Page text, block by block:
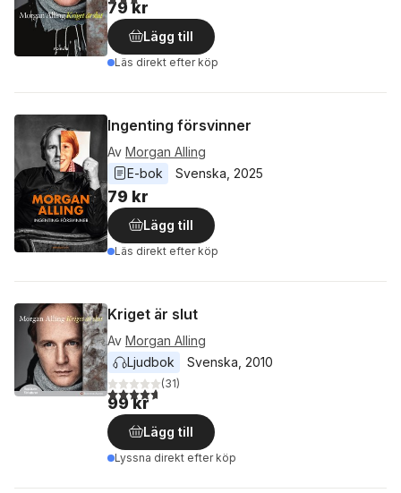
79 kr
Lägg till
Läs direkt efter köp
Ingenting försvinner
Av Morgan Alling
E-bok
Svenska 2025
79 kr
Lägg till
Läs direkt efter köp
Kriget är slut
Av Morgan Alling
Ljudbok
Svenska 2010
4,7utav 5 stjärnor. Totalt antal röster:
(31)
99 kr
Lägg till
Lyssna direkt efter köp